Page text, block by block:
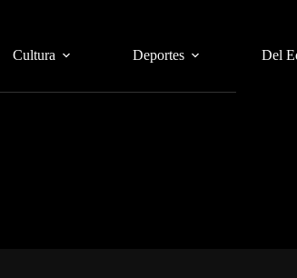
Cultura Deportes Del